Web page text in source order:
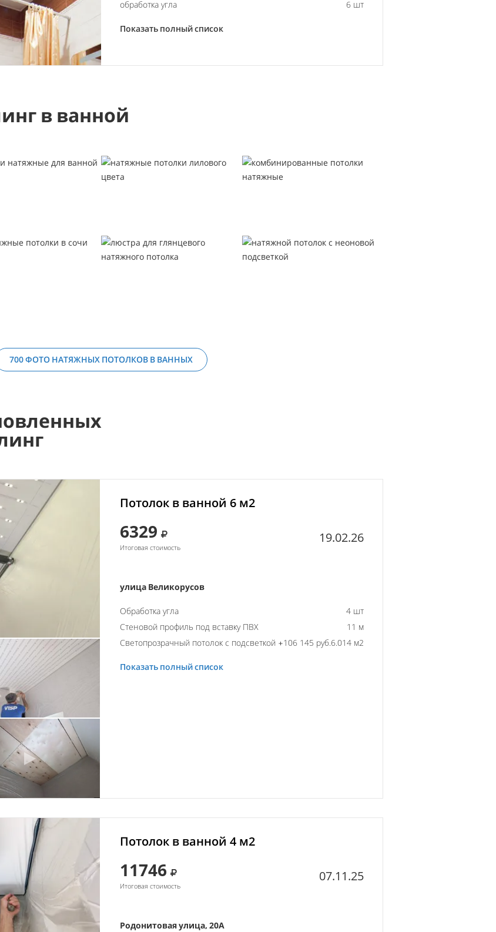
обработка угла 6 шт
Показать полный список
в ванной
700 ФОТО НАТЯЖНЫХ ПОТОЛКОВ В ВАННЫХ
Потолок в ванной 6 м2
6329
Итоговая стоимость
19.02.26
улица Великорусов
Обработка угла
4 шт
Стеновой профиль под вставку ПВХ
11 м
Светопрозрачный потолок с подсветкой +106 145 руб.6.014 м2
Показать полный список
Потолок в ванной 4 м2
11746
Итоговая стоимость
07.11.25
Родонитовая улица, 20А